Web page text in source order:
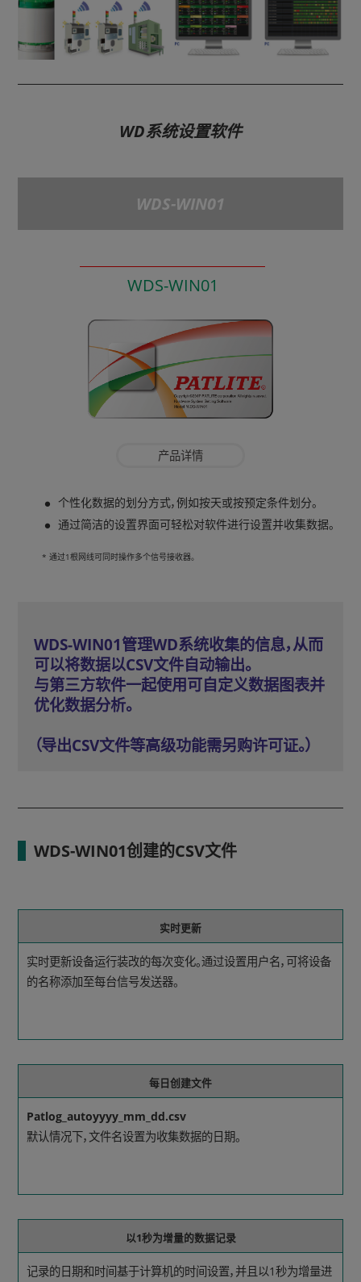
WD系统设置软件
WDS-WIN01
WDS-WIN01
产品详情
个性化数据的划分方式，例如按天或按预定条件划分。
通过简洁的设置界面可轻松对软件进行设置并收集数据。
* 通过1根网线可同时操作多个信号接收器。
WDS-WIN01管理WD系统收集的信息，从而
可以将数据以CSV文件自动输出。
与第三方软件一起使用可自定义数据图表并
优化数据分析。
（导出CSV文件等高级功能需另购许可证。）
WDS-WIN01创建的CSV文件
实时更新
实时更新设备运行装改的每次变化。通过设置用户名，可将设备
的名称添加至每台信号发送器。
每日创建文件
Patlog_autoyyyy_mm_dd.csv
默认情况下，文件名设置为收集数据的日期。
以1秒为增量的数据记录
记录的日期和时间基于计算机的时间设置，并且以1秒为增量进